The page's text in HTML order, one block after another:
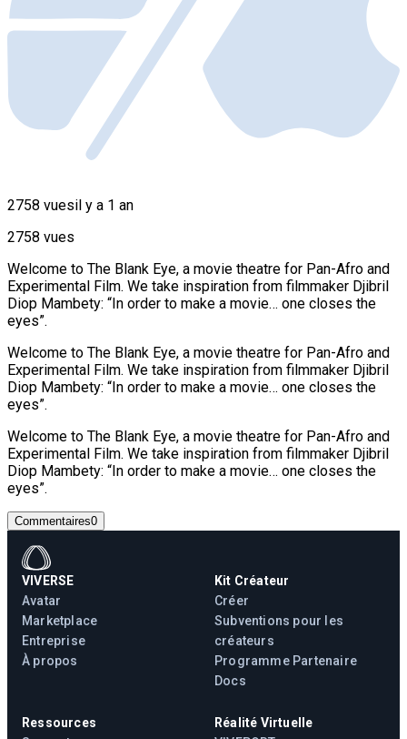
2758 vuesil y a 1 an
2758 vues
Welcome to The Blank Eye, a movie theatre for Pan-Afro and
Experimental Film. We take inspiration from filmmaker Djibril
Diop Mambety: “In order to make a movie… one closes the
eyes”.
Welcome to The Blank Eye, a movie theatre for Pan-Afro and
Experimental Film. We take inspiration from filmmaker Djibril
Diop Mambety: “In order to make a movie… one closes the
eyes”.
Welcome to The Blank Eye, a movie theatre for Pan-Afro and
Experimental Film. We take inspiration from filmmaker Djibril
Diop Mambety: “In order to make a movie… one closes the
eyes”.
Commentaires0
VIVERSE
Avatar
Marketplace
Entreprise
À propos
Kit Créateur
Créer
Subventions pour les
créateurs
Programme Partenaire
Docs
Ressources
Réalité Virtuelle